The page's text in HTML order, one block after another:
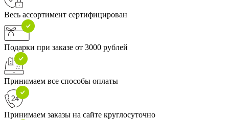
Весь ассортимент сертифицирован
Подарки при заказе от 3000 рублей
Принимаем все способы оплаты
Принимаем заказы на сайте круглосуточно